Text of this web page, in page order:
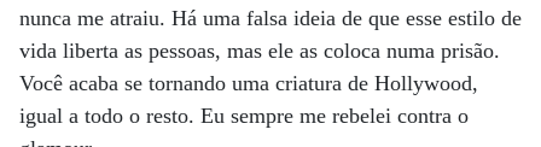
nunca me atraiu. Há uma falsa ideia de que esse estilo de
vida liberta as pessoas, mas ele as coloca numa prisão.
Você acaba se tornando uma criatura de Hollywood,
igual a todo o resto. Eu sempre me rebelei contra o